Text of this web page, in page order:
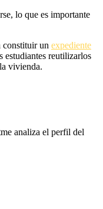
lo que es importante
constituir un expediente
estudiantes reutilizarlos
vivienda.
analiza el perfil del